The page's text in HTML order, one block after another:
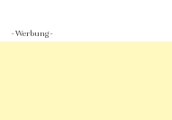
- Werbung -